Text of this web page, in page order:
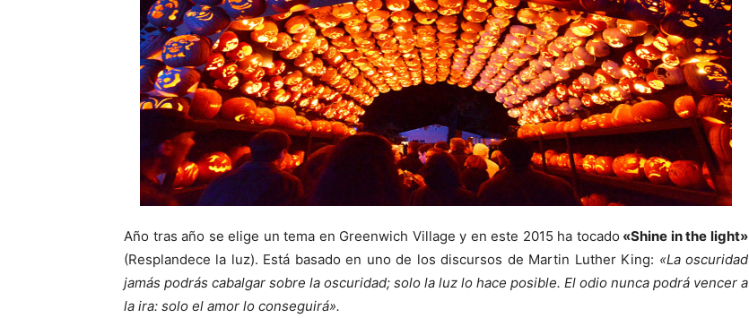
Año tras año se elige un tema en Greenwich Village y en este 2015 ha tocado «Shine in the light»
(Resplandece la luz). Está basado en uno de los discursos de Martin Luther King: «La oscuridad
jamás podrás cabalgar sobre la oscuridad; solo la luz lo hace posible. El odio nunca podrá vencer a
la ira: solo el amor lo conseguirá».